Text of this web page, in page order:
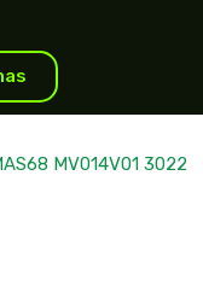
MV014V01 3022